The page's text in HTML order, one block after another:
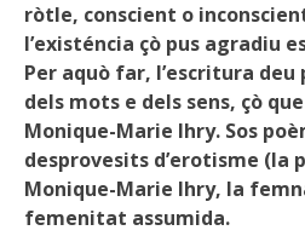
ròtle, conscient o
l’existéncia çò pus agradiu
Per aquò far, l’escritura deu
dels mots e dels sens, çò
Monique-Marie Ihry. Sos
desprovesits d’erotisme (la
Monique-Marie Ihry, la
femenitat assumida.